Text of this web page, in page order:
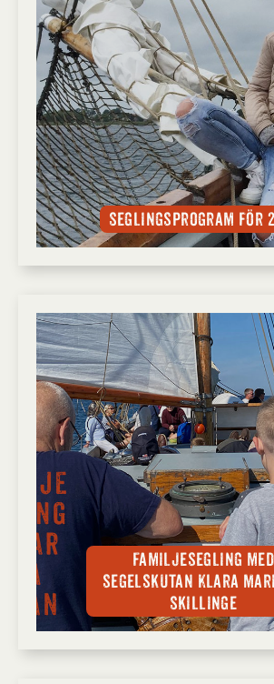
Seglingsprogram för
Familjesegling med
segelskutan Klara
Skillinge